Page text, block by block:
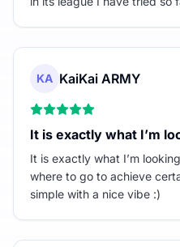
KA KaiKai ARMY
It is exactly what I’m
It is exactly what I’m
where to go to achieve
simple with a nice vibe :)